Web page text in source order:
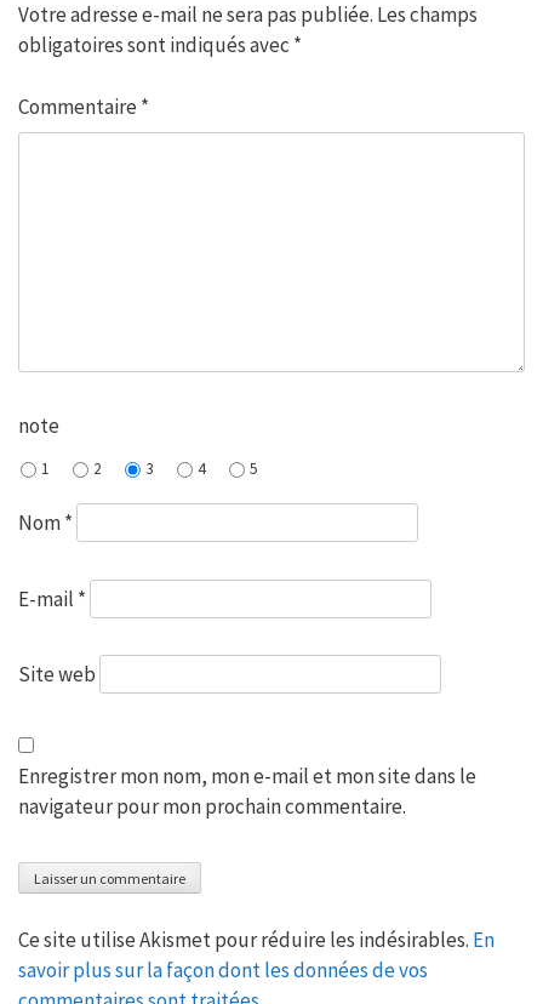
Votre adresse e-mail ne sera pas publiée. Les champs
obligatoires sont indiqués avec *
Commentaire *
note
1 2 3 4 5
Nom*
E-mail *
Site web
Enregistrer mon nom, mon e-mail et mon site dans le
navigateur pour mon prochain commentaire.
Ce site utilise Akismet pour réduire les indésirables. En
savoir plus sur la façon dont les données de vos